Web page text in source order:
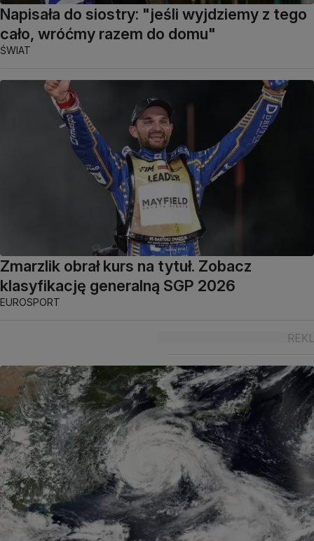
Napisała do siostry: "jeśli wyjdziemy z tego
cało, wróćmy razem do domu"
ŚWIAT
Zmarzlik obrał kurs na tytuł. Zobacz
klasyfikację generalną SGP 2026
EUROSPORT